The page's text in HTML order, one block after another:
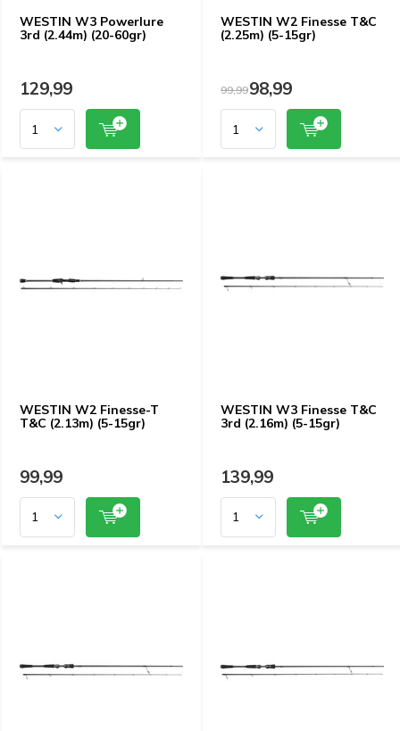
WESTIN W3 Powerlure
3rd (2.44m) (20-60gr)
129,99
WESTIN W2 Finesse T&C
(2.25m) (5-15gr)
99,9998,99
WESTIN W2 Finesse-T
T&C (2.13m) (5-15gr)
99,99
WESTIN W3 Finesse T&C
3rd (2.16m) (5-15gr)
139,99